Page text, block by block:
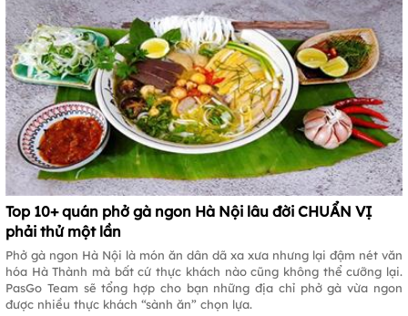
Top 10+ quán phở gà ngon Hà Nội lâu đời CHUẨN VỊ
phải thử một lần
Phở gà ngon Hà Nội là món ăn dân dã xa xưa nhưng lại đậm nét văn
hóa Hà Thành mà bất cứ thực khách nào cũng không thể cưỡng lại.
PasGo Team sẽ tổng hợp cho bạn những địa chỉ phở gà vừa ngon
được nhiều thực khách “sành ăn” chọn lựa.